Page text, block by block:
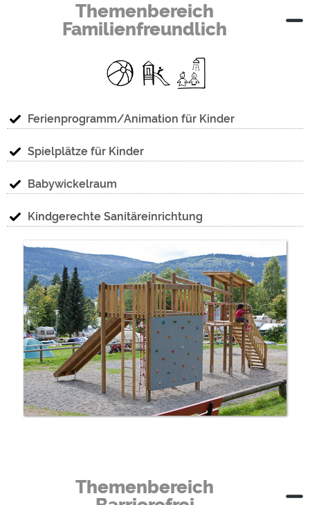
Themenbereich
Familienfreundlich
Ferienprogramm/Animation für Kinder
Spielplätze für Kinder
Babywickelraum
Kindgerechte Sanitäreinrichtung
Themenbereich